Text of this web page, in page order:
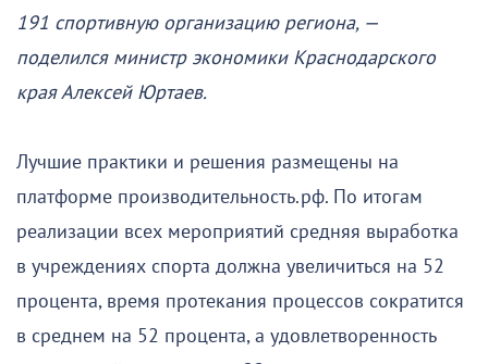
191 спортивную организацию региона, —
поделился министр экономики Краснодарского
края Алексей Юртаев.
Лучшие практики и решения размещены на
платформе производительность.рф. По итогам
реализации всех мероприятий средняя выработка
в учреждениях спорта должна увеличиться на 52
процента, время протекания процессов сократится
в среднем на 52 процента, а удовлетворенность